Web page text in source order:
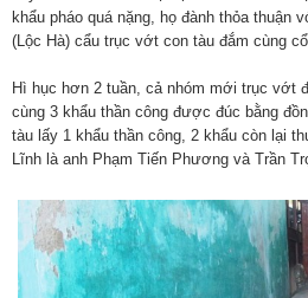
khẩu pháo quá nặng, họ đành thỏa thuận
(Lộc Hà) cẩu trục vớt con tàu đắm cùng
Hì hục hơn 2 tuần, cả nhóm mới trục vớt
cùng 3 khẩu thần công được đúc bằng
tàu lấy 1 khẩu thần công, 2 khẩu còn lại
Lĩnh là anh Phạm Tiến Phương và Trần